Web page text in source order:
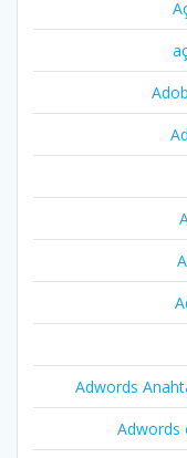
Adwords
Adwords